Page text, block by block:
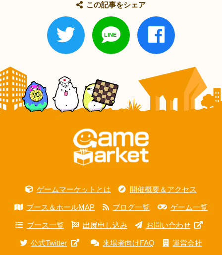
この記事をシェア
ゲームマーケットとは 開催概要＆アクセス
ブース＆ホールMAP ブログ一覧 ゲーム一覧
ブース一覧 出展申し込み お問い合わせ
公式Twitter 来場者向けFAQ 運営会社